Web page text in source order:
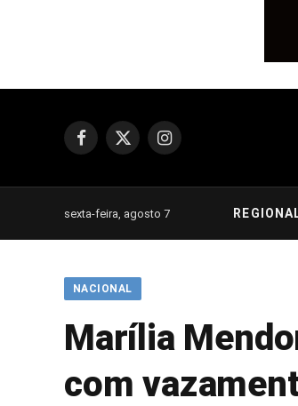
Facebook
X
Instagram
sexta-feira, agosto 7
NACIONAL
Marília
com